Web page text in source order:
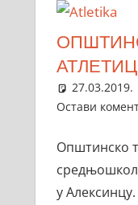
27.03.2019.
Остави
Општинско
у